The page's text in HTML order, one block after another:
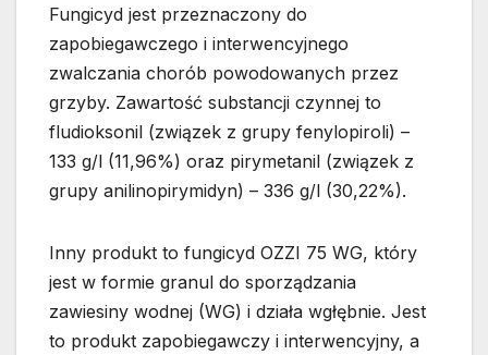
Fungicyd jest przeznaczony do
zapobiegawczego i interwencyjnego
zwalczania chorób powodowanych przez
grzyby. Zawartość substancji czynnej to
fludioksonil (związek z grupy fenylopiroli) –
133 g/l (11,96%) oraz pirymetanil (związek z
grupy anilinopirymidyn) – 336 g/l (30,22%).
Inny produkt to fungicyd OZZI 75 WG, który
jest w formie granul do sporządzania
zawiesiny wodnej (WG) i działa wgłębnie. Jest
to produkt zapobiegawczy i interwencyjny, a